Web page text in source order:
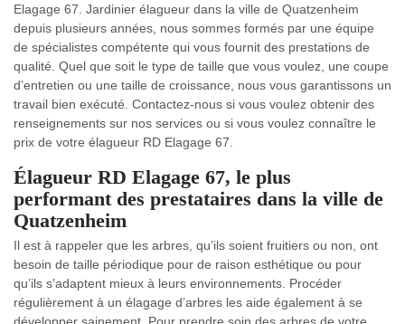
Elagage 67. Jardinier élagueur dans la ville de Quatzenheim
depuis plusieurs années, nous sommes formés par une équipe
de spécialistes compétente qui vous fournit des prestations de
qualité. Quel que soit le type de taille que vous voulez, une coupe
d’entretien ou une taille de croissance, nous vous garantissons un
travail bien exécuté. Contactez-nous si vous voulez obtenir des
renseignements sur nos services ou si vous voulez connaître le
prix de votre élagueur RD Elagage 67.
Élagueur RD Elagage 67, le plus
performant des prestataires dans la ville de
Quatzenheim
Il est à rappeler que les arbres, qu’ils soient fruitiers ou non, ont
besoin de taille périodique pour de raison esthétique ou pour
qu’ils s’adaptent mieux à leurs environnements. Procéder
régulièrement à un élagage d’arbres les aide également à se
développer sainement. Pour prendre soin des arbres de votre